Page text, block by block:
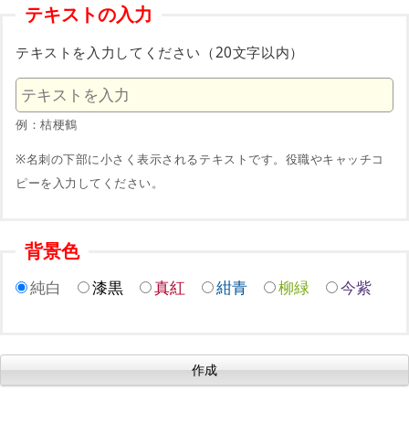
テキストの入力
テキストを入力してください（20文字以内）
例：桔梗鶴
※名刺の下部に小さく表示されるテキストです。役職やキャッチコ
ピーを入力してください。
背景色
純白 漆黒 真紅 紺青 柳緑 今紫